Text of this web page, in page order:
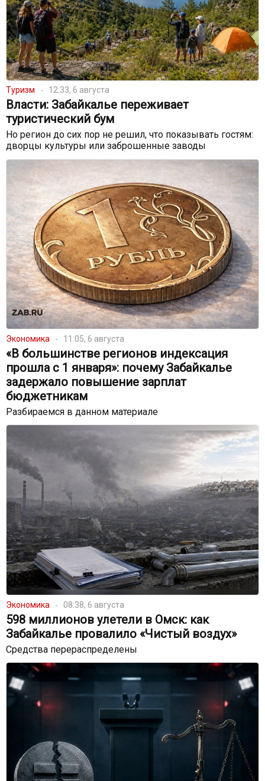
Туризм 12:33, 6 августа
Власти: Забайкалье переживает
туристический бум
Но регион до сих пор не решил, что показывать гостям:
дворцы культуры или заброшенные заводы
Экономика 11:05, 6 августа
«В большинстве регионов индексация
прошла с 1 января»: почему Забайкалье
задержало повышение зарплат
бюджетникам
Разбираемся в данном материале
Экономика 08:38, 6 августа
598 миллионов улетели в Омск: как
Забайкалье провалило «Чистый воздух»
Средства перераспределены